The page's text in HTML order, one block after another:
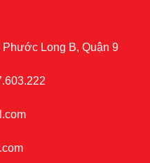
Long B, Quận 9